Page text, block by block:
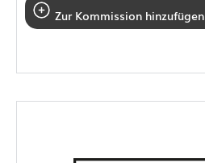
Zur Kommission hinzufügen